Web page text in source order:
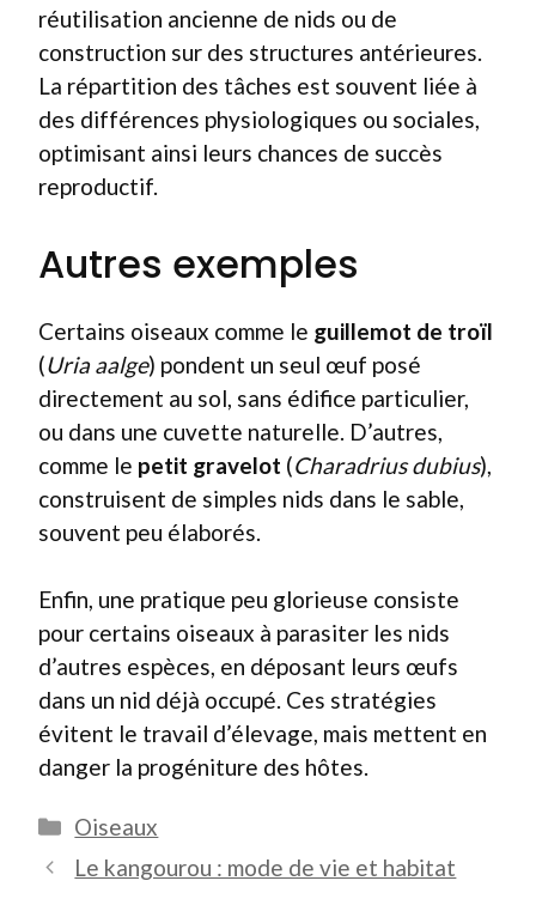
réutilisation ancienne de nids ou de
construction sur des structures antérieures.
La répartition des tâches est souvent liée à
des différences physiologiques ou sociales,
optimisant ainsi leurs chances de succès
reproductif.
Autres exemples
Certains oiseaux comme le guillemot de troïl
(Uria aalge) pondent un seul œuf posé
directement au sol, sans édifice particulier,
ou dans une cuvette naturelle. D’autres,
comme le petit gravelot (Charadrius dubius),
construisent de simples nids dans le sable,
souvent peu élaborés.
Enfin, une pratique peu glorieuse consiste
pour certains oiseaux à parasiter les nids
d’autres espèces, en déposant leurs œufs
dans un nid déjà occupé. Ces stratégies
évitent le travail d’élevage, mais mettent en
danger la progéniture des hôtes.
Catégories
Oiseaux
Le kangourou : mode de vie et habitat